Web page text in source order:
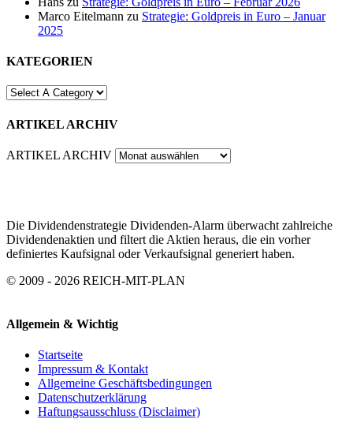
Marco Eitelmann zu Strategie: Goldpreis in Euro – Januar
2025
KATEGORIEN
ARTIKEL ARCHIV
ARTIKEL ARCHIV
Die Dividendenstrategie Dividenden-Alarm überwacht zahlreiche
Dividendenaktien und filtert die Aktien heraus, die ein vorher
definiertes Kaufsignal oder Verkaufsignal generiert haben.
© 2009 - 2026 REICH-MIT-PLAN
Allgemein & Wichtig
Startseite
Impressum & Kontakt
Allgemeine Geschäftsbedingungen
Datenschutzerklärung
Haftungsausschluss (Disclaimer)